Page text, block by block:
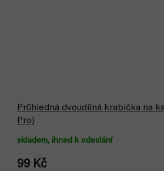
Průhledná dvoudílná krabička na
Pro)
skladem, ihned k odeslání
99 Kč